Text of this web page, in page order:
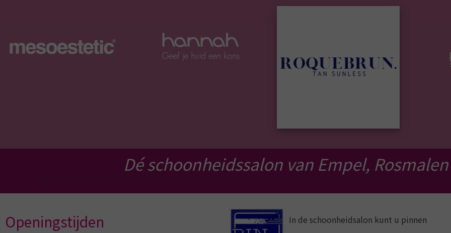
Dé schoonheidssalon van Empel,
Openingstijden
In de schoonheidsalon kunt u pinnen